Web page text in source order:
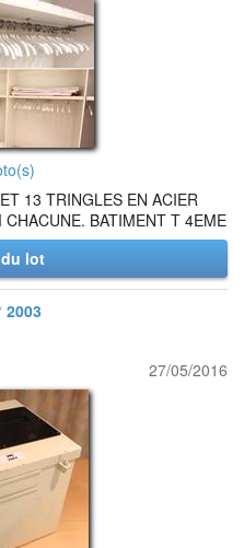
13 TRINGLES EN ACIER
BATIMENT T 4EME
lot
2003
27/05/2016